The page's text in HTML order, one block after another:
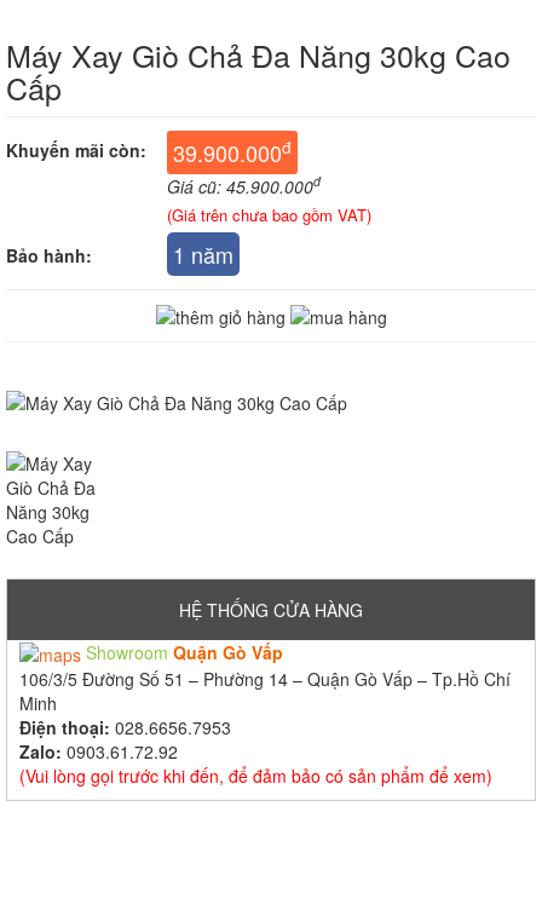
Máy Xay Giò Chả Đa Năng 30kg Cao
Cấp
Khuyến mãi còn: 39.900.000đ
Giá cũ: 45.900.000đ
(Giá trên chưa bao gồm VAT)
Bảo hành: 1 năm
HỆ THỐNG CỬA HÀNG
Showroom Quận Gò Vấp
106/3/5 Đường Số 51 – Phường 14 – Quận Gò Vấp – Tp.Hồ Chí
Minh
Điện thoại: 028.6656.7953
Zalo: 0903.61.72.92
(Vui lòng gọi trước khi đến, để đảm bảo có sản phẩm để xem)